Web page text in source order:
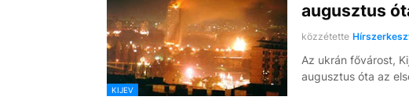
KIJEV
augusztus
közzétette
Az ukrán fővárost,
augusztus óta az